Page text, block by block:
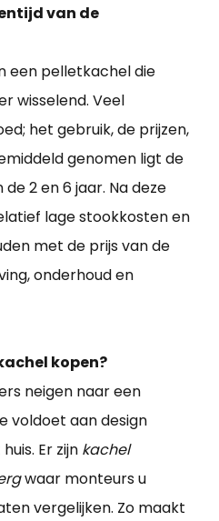
van de
een pelletkachel die
wisselend. Veel
het gebruik, de prijzen,
genomen ligt de
2 en 6 jaar. Na deze
lage stookkosten en
met de prijs van de
onderhoud en
kopen?
neigen naar een
voldoet aan design
Er zijn kachel
waar monteurs u
vergelijken. Zo maakt